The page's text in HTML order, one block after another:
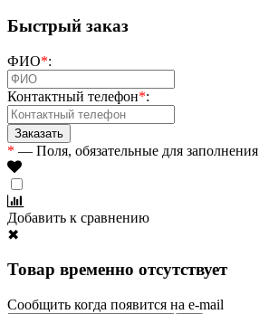
Быстрый заказ
ФИО*:
Контактный телефон*:
* — Поля, обязательные для заполнения
Добавить к сравнению
✖
Товар временно отсутствует
Сообщить когда появится на e-mail